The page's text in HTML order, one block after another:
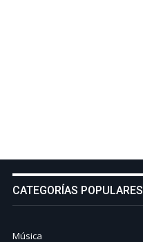
CATEGORÍAS POPULARES
Música